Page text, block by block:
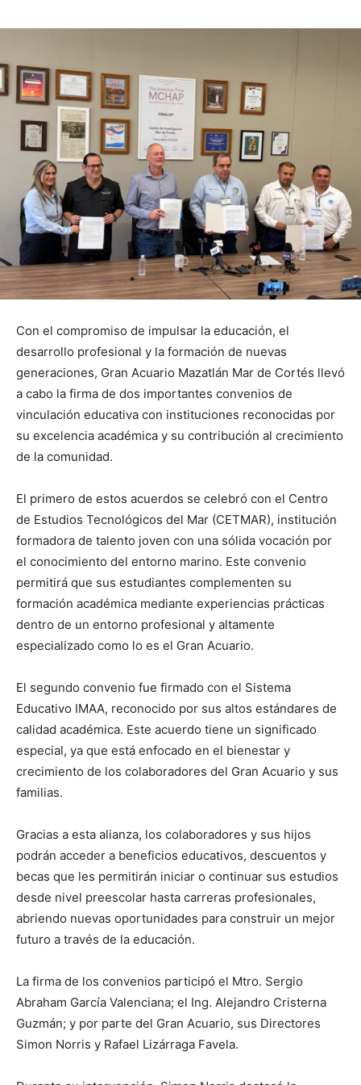
Con el compromiso de impulsar la educación, el
desarrollo profesional y la formación de nuevas
generaciones, Gran Acuario Mazatlán Mar de Cortés llevó
a cabo la firma de dos importantes convenios de
vinculación educativa con instituciones reconocidas por
su excelencia académica y su contribución al crecimiento
de la comunidad.
El primero de estos acuerdos se celebró con el Centro
de Estudios Tecnológicos del Mar (CETMAR), institución
formadora de talento joven con una sólida vocación por
el conocimiento del entorno marino. Este convenio
permitirá que sus estudiantes complementen su
formación académica mediante experiencias prácticas
dentro de un entorno profesional y altamente
especializado como lo es el Gran Acuario.
El segundo convenio fue firmado con el Sistema
Educativo IMAA, reconocido por sus altos estándares de
calidad académica. Este acuerdo tiene un significado
especial, ya que está enfocado en el bienestar y
crecimiento de los colaboradores del Gran Acuario y sus
familias.
Gracias a esta alianza, los colaboradores y sus hijos
podrán acceder a beneficios educativos, descuentos y
becas que les permitirán iniciar o continuar sus estudios
desde nivel preescolar hasta carreras profesionales,
abriendo nuevas oportunidades para construir un mejor
futuro a través de la educación.
La firma de los convenios participó el Mtro. Sergio
Abraham García Valenciana; el Ing. Alejandro Cristerna
Guzmán; y por parte del Gran Acuario, sus Directores
Simon Norris y Rafael Lizárraga Favela.